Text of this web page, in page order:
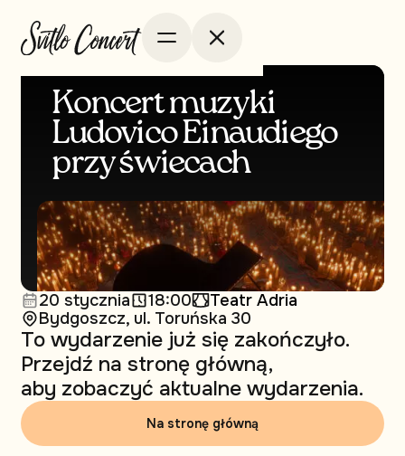
Koncert muzyki
Ludovico Einaudiego
przy świecach
20 stycznia 18:00
Teatr Adria
Bydgoszcz, ul. Toruńska 30
To wydarzenie już się zakończyło.
Przejdź na stronę główną,
aby zobaczyć aktualne wydarzenia.
Na stronę główną